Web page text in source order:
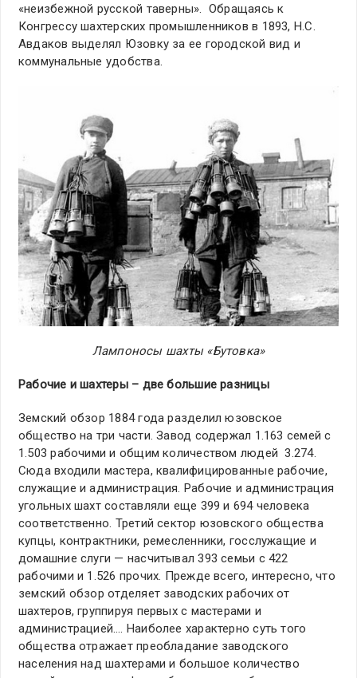
«неизбежной русской таверны». Обращаясь к
Конгрессу шахтерских промышленников в 1893, Н.С.
Авдаков выделял Юзовку за ее городской вид и
коммунальные удобства.
Лампоносы шахты «Бутовка»
Рабочие и шахтеры – две большие разницы
Земский обзор 1884 года разделил юзовское
общество на три части. Завод содержал 1.163 семей с
1.503 рабочими и общим количеством людей 3.274.
Сюда входили мастера, квалифицированные рабочие,
служащие и администрация. Рабочие и администрация
угольных шахт составляли еще 399 и 694 человека
соответственно. Третий сектор юзовского общества
купцы, контрактники, ремесленники, госслужащие и
домашние слуги — насчитывал 393 семьи с 422
рабочими и 1.526 прочих. Прежде всего, интересно, что
земский обзор отделяет заводских рабочих от
шахтеров, группируя первых с мастерами и
администрацией…. Наиболее характерно суть того
общества отражает преобладание заводского
населения над шахтерами и большое количество